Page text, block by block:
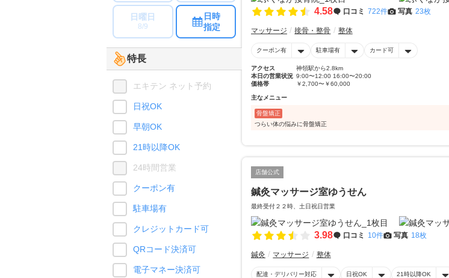
4.58 口コミ 722件 写真 23枚
マッサージ 接骨・整骨 整体
クーポン有 駐車場有 カード可
アクセス
神領駅から2.8km
本日の営業状況 9:00〜12:00 16:00〜20:00
価格帯
￥2,700〜￥60,000
主なメニュー
骨盤矯正
つらい体の悩みに骨盤矯正
店舗公式
鍼灸マッサージ室ゆうせん
最終受付２２時、土日祝日営業
3.98 口コミ 10件 写真 18枚
鍼灸 マッサージ 整体
配達・デリバリー対応 日祝OK 21時以降OK
日曜日
8/9
日時
指定
特長
エキテン ネット予約
日祝OK
早朝OK
21時以降OK
24時間営業
クーポン有
駐車場有
クレジットカード可
QRコード決済可
電子マネー決済可